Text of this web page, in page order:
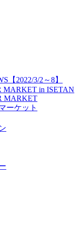
【2022/3/2～8】
MARKET in ISETAN
MARKET
ーケット